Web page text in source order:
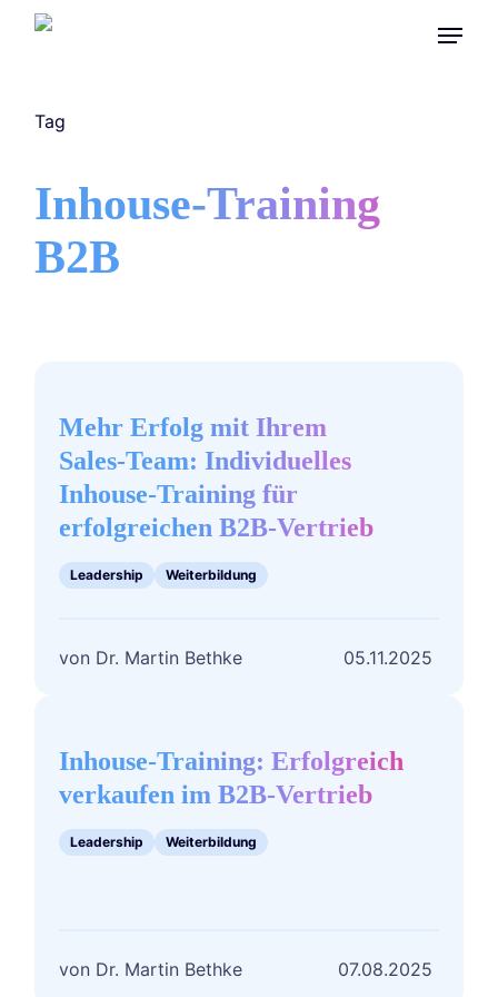
Skip
Menu
Tag
Inhouse-Training
B2B
mit
Ihrem
Sales‑Team:
Individuelles
Inhouse‑Training
erfolgreichen
Leadership Weiterbildung
05.11.2025
Mehr Erfolg mit Ihrem
Sales‑Team: Individuelles
Inhouse‑Training für
erfolgreichen B2B‑Vertrieb
Dr. Martin Bethke
Erfolgreich
verkaufen
B2B-
Vertrieb
Leadership Weiterbildung
07.08.2025
Inhouse-Training: Erfolgreich
verkaufen im B2B-Vertrieb
Dr. Martin Bethke